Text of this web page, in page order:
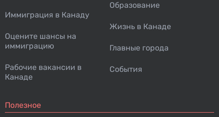
Иммиграция в Канаду
Оцените шансы на
иммиграцию
Рабочие вакансии в
Канаде
Образование
Жизнь в Канаде
Главные города
События
Полезное